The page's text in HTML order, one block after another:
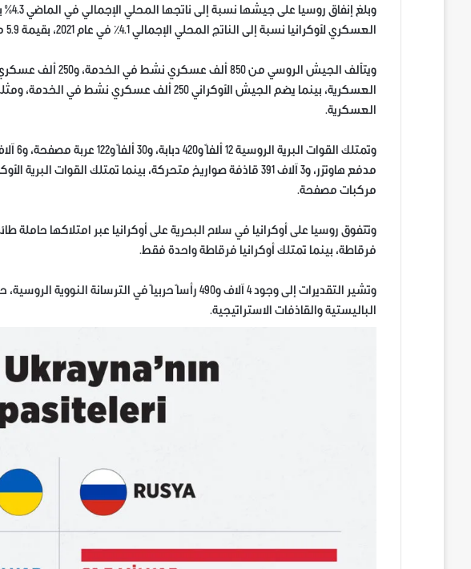
العسكري لأوكرانيا نسبة إلى الناتج المحلي الإجمالي 4.1٪ في عام 2021، بقيمة 5.9 مليارات دولار.
العسكرية.
مركبات مصفحة.
فرقاطة، بينما تمتلك أوكرانيا فرقاطة واحدة فقط.
الباليستية والقاذفات الاستراتيجية.